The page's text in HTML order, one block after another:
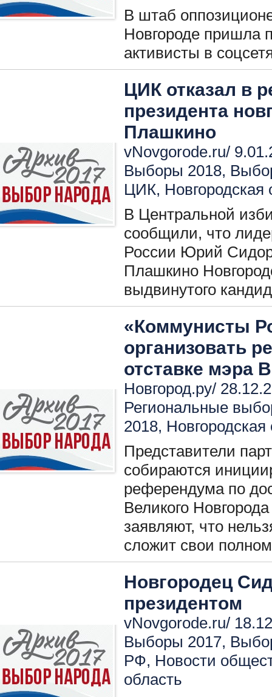
В штаб
Новгороде пришла
активисты в
ЦИК отказал в
президента
Плашкино
vNovgorode.ru/
Выборы 2018,
ЦИК, Новгородская
В Центральной
сообщили, что
России Юрий
Плашкино
выдвинутого
«Коммунисты
организовать
отставке мэра
Новгород.ру/
Региональные
2018, Новгородская
Представители
собираются
референдума по
Великого
заявляют, что
сложит свои
Новгородец
президентом
vNovgorode.ru/
Выборы 2017,
РФ, Новости
область